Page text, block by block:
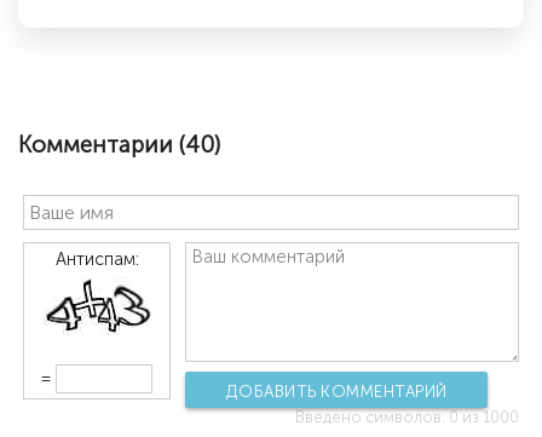
Комментарии (40)
Антиспам:
=
ДОБАВИТЬ КОММЕНТАРИЙ
Введено символов:0из 1000